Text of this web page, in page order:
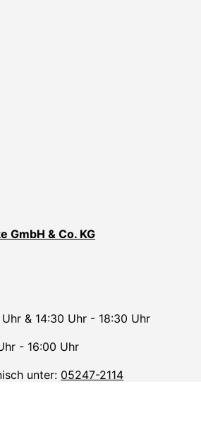
GmbH & Co. KG
& 14:30 Uhr - 18:30 Uhr
- 16:00 Uhr
unter: 05247-2114